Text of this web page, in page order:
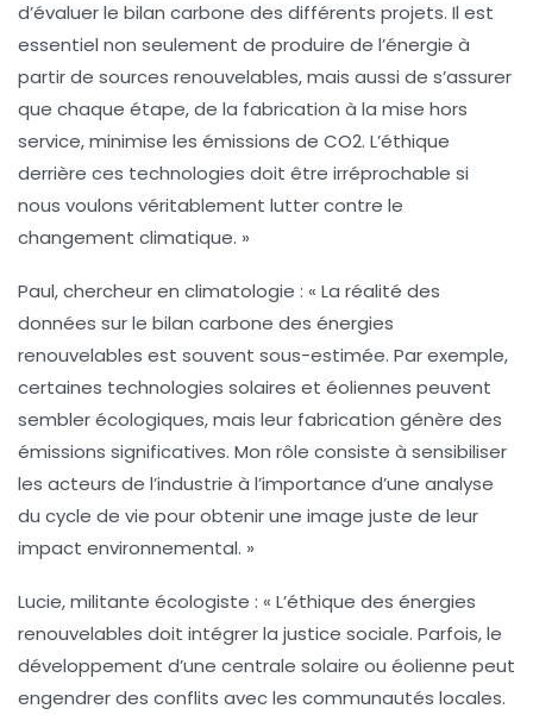
d’évaluer le bilan carbone des différents projets. Il est
essentiel non seulement de produire de l’énergie à
partir de sources renouvelables, mais aussi de s’assurer
que chaque étape, de la fabrication à la mise hors
service, minimise les émissions de CO2. L’éthique
derrière ces technologies doit être irréprochable si
nous voulons véritablement lutter contre le
changement climatique. »
Paul, chercheur en climatologie : « La réalité des
données sur le bilan carbone des énergies
renouvelables est souvent sous-estimée. Par exemple,
certaines technologies solaires et éoliennes peuvent
sembler écologiques, mais leur fabrication génère des
émissions significatives. Mon rôle consiste à sensibiliser
les acteurs de l’industrie à l’importance d’une analyse
du cycle de vie pour obtenir une image juste de leur
impact environnemental. »
Lucie, militante écologiste : « L’éthique des énergies
renouvelables doit intégrer la justice sociale. Parfois, le
développement d’une centrale solaire ou éolienne peut
engendrer des conflits avec les communautés locales.